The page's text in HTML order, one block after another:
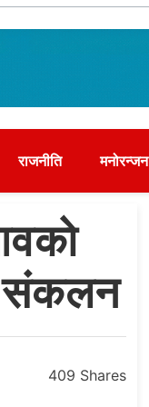
राजनीति मनोरन्जन
संकलन
409 Shares